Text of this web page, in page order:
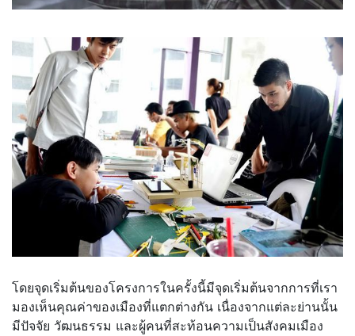
โดยจุดเริ่มต้นของโครงการในครั้งนี้มีจุดเริ่มต้นจากการที่เรา
มองเห็นคุณค่าของเมืองที่แตกต่างกัน เนื่องจากแต่ละย่านนั้น
มีปัจจัย วัฒนธรรม และผู้คนที่สะท้อนความเป็นสังคมเมือง